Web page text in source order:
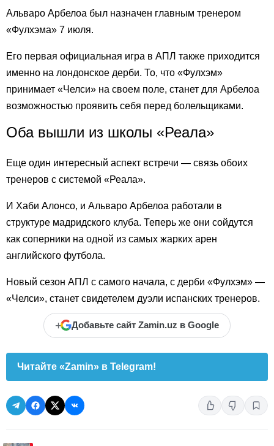
Альваро Арбелоа был назначен главным тренером
«Фулхэма» 7 июля.
Его первая официальная игра в АПЛ также приходится
именно на лондонское дерби. То, что «Фулхэм»
принимает «Челси» на своем поле, станет для Арбелоа
возможностью проявить себя перед болельщиками.
Оба вышли из школы «Реала»
Еще один интересный аспект встречи — связь обоих
тренеров с системой «Реала».
И Хаби Алонсо, и Альваро Арбелоа работали в
структуре мадридского клуба. Теперь же они сойдутся
как соперники на одной из самых жарких арен
английского футбола.
Новый сезон АПЛ с самого начала, с дерби «Фулхэм» —
«Челси», станет свидетелем дуэли испанских тренеров.
+ Добавьте сайт Zamin.uz в Google
Читайте «Zamin» в Telegram!